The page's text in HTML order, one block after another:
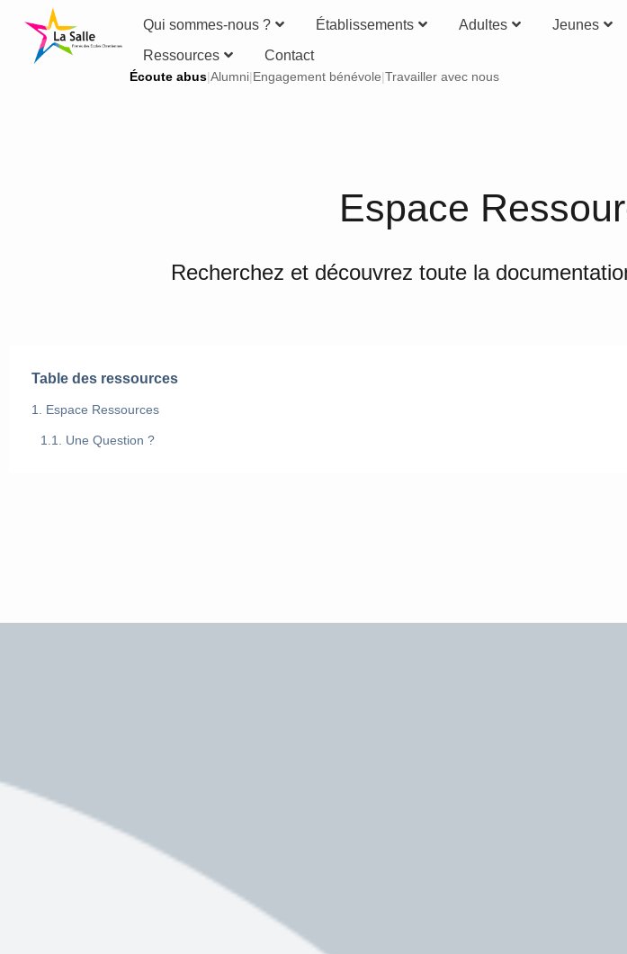
Qui sommes-nous ? Établissements Adultes Jeunes
Ressources
Contact
Écoute abus|Alumni|Engagement bénévole|Travailler avec nous
Espace
Recherchez et découvrez toute la
Table des ressources
Espace Ressources
Une Question ?